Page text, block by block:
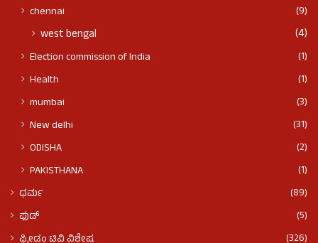
chennai
(9)
west bengal (4)
Election commission of India
(1)
Health
(1)
mumbai
(3)
New delhi
(31)
ODISHA
(2)
PAKISTHANA
(1)
ಧರ್ಮ
(89)
ಫುಡ್​​
(5)
ಫ್ರೀಡಂ ಟಿವಿ ವಿಶೇಷ
(326)